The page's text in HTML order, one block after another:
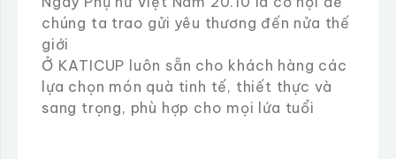
chúng ta trao gửi yêu thương đến nửa thế
giới
Ở KATICUP luôn sẵn cho khách hàng các
lựa chọn món quà tinh tế, thiết thực và
sang trọng, phù hợp cho mọi lứa tuổi